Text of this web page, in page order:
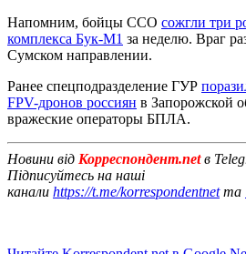
Напомним, бойцы ССО сожгли три
комплекса Бук-М1 за неделю. Враг
Сумском направлении.
Ранее спецподразделение ГУР
FPV-дронов россиян в Запорожской
вражеские операторы БПЛА.
Новини від Корреспондент.netв
Підписуйтесь на наші
канали https://t.me/korrespondentnetта